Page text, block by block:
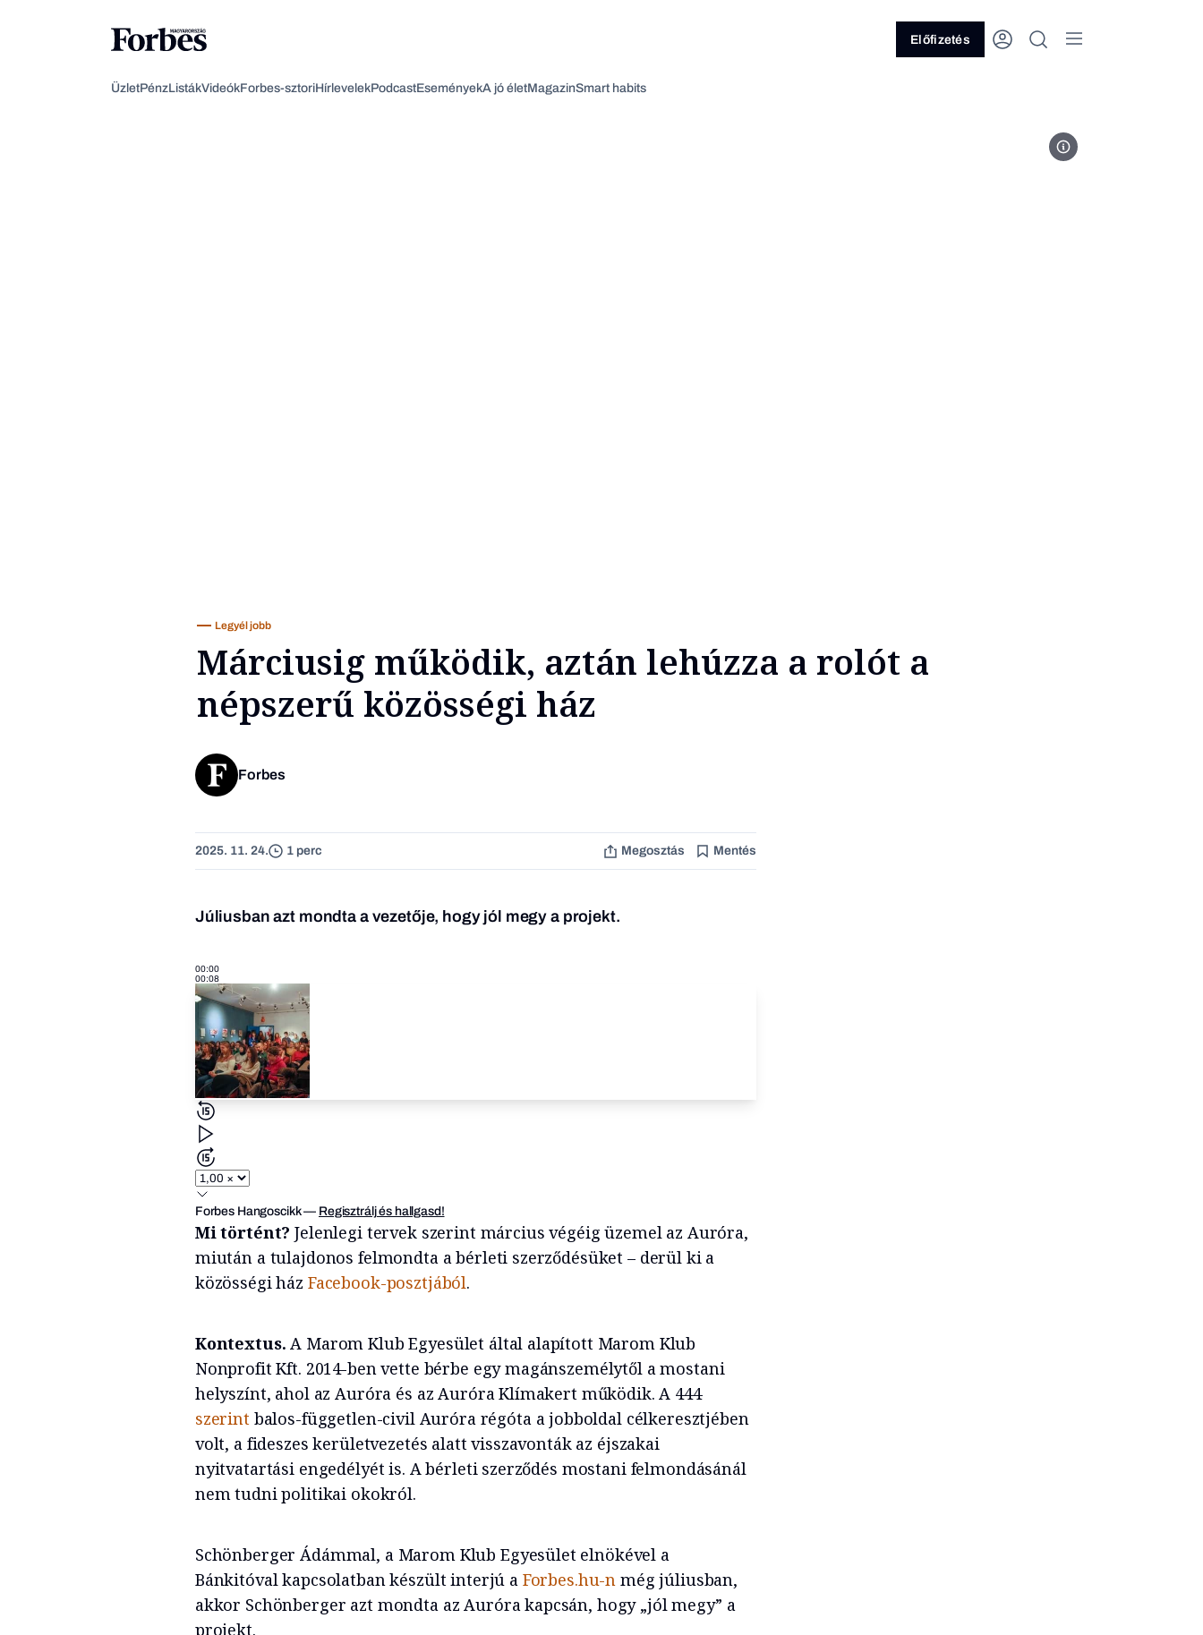
Előfizetés
ÜzletPénzListákVideókForbes-sztoriHírlevelekPodcastEseményekA jó életMagazinSmart habits
Fotó: Az Auróra Facebook-
Legyél jobb
Márciusig működik, aztán lehúzza a rolót a
népszerű közösségi ház
Forbes
2025. 11. 24. 1 perc Megosztás Mentés
Júliusban azt mondta a vezetője, hogy jól megy a projekt.
00:00
00:08
Forbes Hangoscikk— Regisztrálj és hallgasd!
Mi történt? Jelenlegi tervek szerint március végéig üzemel az Auróra,
miután a tulajdonos felmondta a bérleti szerződésüket – derül ki a
közösségi ház Facebook-posztjából.
Kontextus. A Marom Klub Egyesület által alapított Marom Klub
Nonprofit Kft. 2014-benvette bérbe egy magánszemélytől a mostani
helyszínt, ahol az Auróra és az Auróra Klímakert működik. A 444
szerint balos-független-civil Auróra régóta a jobboldal célkeresztjében
volt, a fideszes kerületvezetés alatt visszavonták az éjszakai
nyitvatartási engedélyét is. A bérleti szerződés mostani felmondásánál
nem tudni politikai okokról.
Schönberger Ádámmal, a Marom Klub Egyesület elnökével a
Bánkitóval kapcsolatban készült interjú a Forbes.hu-n még júliusban,
akkor Schönberger azt mondta az Auróra kapcsán, hogy „jól megy” a
projekt.